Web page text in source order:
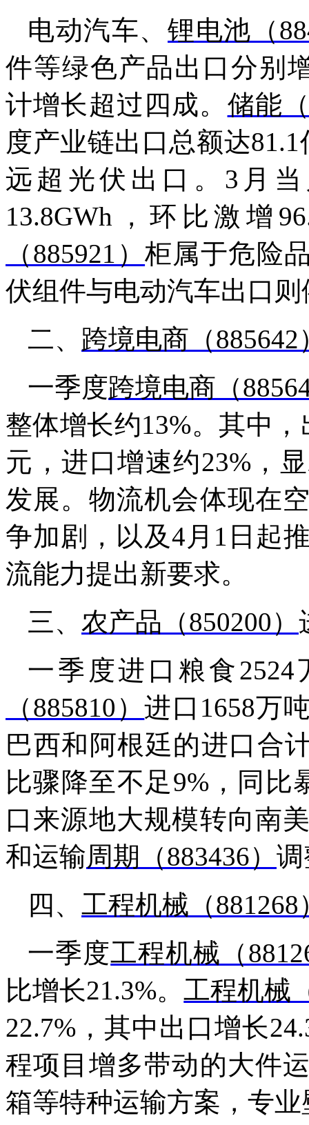
电动汽车、 锂电池（
件等绿色产品出口分别
计增长超过四成。 储能
度产业链出口总额达
远超光伏出口。3月
13.8GWh，环比激增
（885921）柜属于危险
伏组件与电动汽车出口
二、 跨境电商（885642
一季度跨境电商（
整体增长约13%。其中
元，进口增速约23%，
发展。物流机会体现在
争加剧，以及4月1日起
流能力提出新要求。
三、 农产品（850200）
一季度进口粮食
（885810）进口1658万
巴西和阿根廷的进口合
比骤降至不足9%，同比
口来源地大规模转向南
和运输周期（883436）
四、 工程机械（881268
一季度工程机械（
比增长21.3%。工程机械
22.7%，其中出口增长
程项目增多带动的大件
箱等特种运输方案，专